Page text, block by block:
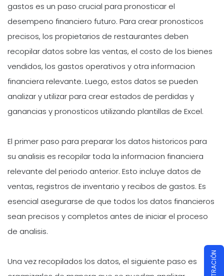
gastos es un paso crucial para pronosticar el
desempeno financiero futuro. Para crear pronosticos
precisos, los propietarios de restaurantes deben
recopilar datos sobre las ventas, el costo de los bienes
vendidos, los gastos operativos y otra informacion
financiera relevante. Luego, estos datos se pueden
analizar y utilizar para crear estados de perdidas y
ganancias y pronosticos utilizando plantillas de Excel.
El primer paso para preparar los datos historicos para
su analisis es recopilar toda la informacion financiera
relevante del periodo anterior. Esto incluye datos de
ventas, registros de inventario y recibos de gastos. Es
esencial asegurarse de que todos los datos financieros
sean precisos y completos antes de iniciar el proceso
de analisis.
Una vez recopilados los datos, el siguiente paso es